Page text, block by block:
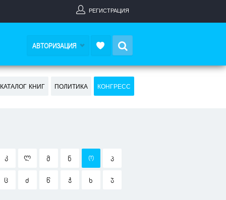
РЕГИСТРАЦИЯ
АВТОРИЗАЦИЯ
КАТАЛОГ КНИГ ПОЛИТИКА КОНГРЕСС
Კ Ლ Მ Ნ Ო Პ
Ც Ძ Წ Ჭ Ხ Ჯ